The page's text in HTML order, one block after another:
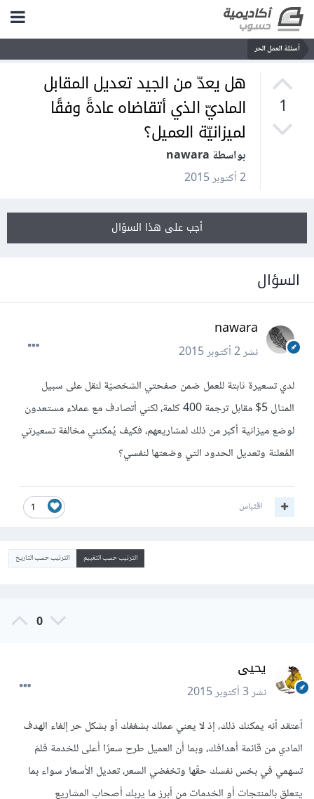
أسئلة العمل الحر
1
هل يعدّ من الجيد تعديل المقابل
الماديّ الذي أتقاضاه عادةً وفقًا
لميزانيّة العميل؟
بواسطة nawara
2 أكتوبر 2015
أجب على هذا السؤال
السؤال
nawara
نشر2 أكتوبر 2015
لدي تسعيرة ثابتة للعمل ضمن صفحتي الشخصيّة لنقلعلى سبيل
المثال 5$ مقابل ترجمة 400 كلمة
، لكني أتصادف مع عملاء مستعدون
لوضع ميزانية أكبر من ذلك لمشاريعهم، فكيف يُمكنني مخالفة تسعيرتي
المُعلنة وتعديل الحدود التي وضعتها لنفسي؟
1 اقتباس
الترتيب حسب التقييم الترتيب حسب التاريخ
0
يحيى
نشر3 أكتوبر 2015
أعتقد أنه يمكنك ذلك، إذ لا يعني عملك بشغفك أو بشكل حر إلغاء الهدف
المادي من قائمة أهدافك، وبما أن العميل طرح سعرًا أعلى للخدمة فلمَ
تسهمي في بخس نفسك حقّها وتخفضي السعر، تعديل الأسعار سواء بما
يتعلق بالمنتجات أو الخدمات من أبرز ما يربك أصحاب المشاريع